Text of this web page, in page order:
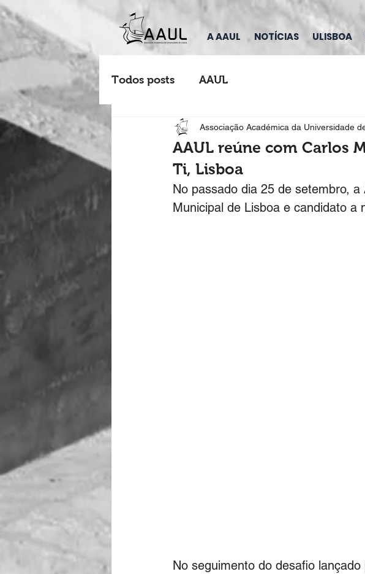
A AAUL NOTÍCIAS ULISBOA
Todos posts AAUL
AAUL reúne com Carlos
Ti, Lisboa
Associação Académica da Universidade
No passado dia 25 de setembro,
Municipal de Lisboa e candidato a
No seguimento do desafio